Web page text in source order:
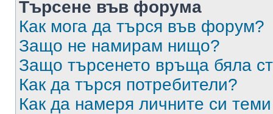
Търсене във форума
Как мога да търся във форум?
Защо не намирам нищо?
Защо търсенето връща бяла
Как да търся потребители?
Как да намеря личните си